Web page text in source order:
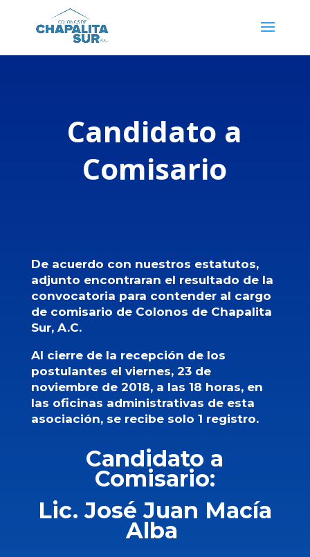
Candidato a
Comisario
De acuerdo con nuestros estatutos,
adjunto encontraran el resultado de la
convocatoria para contender al cargo
de comisario de Colonos de Chapalita
Sur, A.C.
Al cierre de la recepción de los
postulantes el viernes, 23 de
noviembre de 2018, a las 18 horas, en
las oficinas administrativas de esta
asociación, se recibe solo 1 registro.
Candidato a
Comisario:
Lic. José Juan Macía
Alba